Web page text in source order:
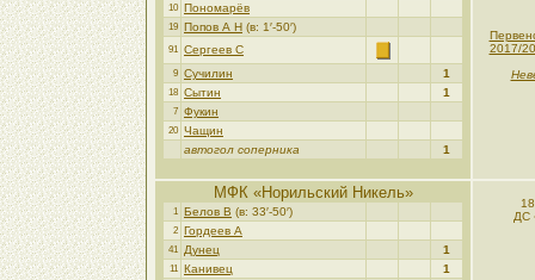
10 Пономарёв
19 Попов А Н (в: 1′-50′)
91 Сергеев С
9 Сучилин 1
18 Сытин 1
7 Фукин
20 Чащин
автогол соперника
1
2017/
МФК «Норильский Никель»
1 Белов В (в: 33′-50′)
2 Гордеев А
41 Дунец 1
11 Канивец 1
ДС